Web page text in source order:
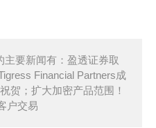
要新闻有：盈透证券取
Financial Partners成
贺；扩大加密产品范围！
户交易